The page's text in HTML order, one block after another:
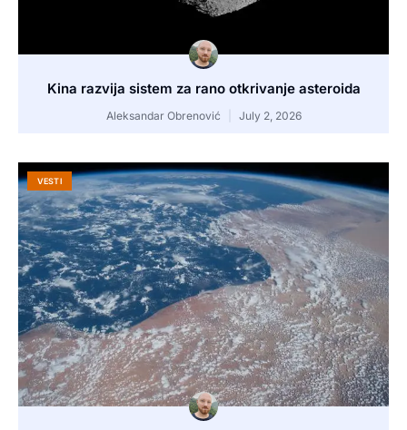
Kina razvija sistem za rano otkrivanje asteroida
Aleksandar Obrenović July 2, 2026
VESTI